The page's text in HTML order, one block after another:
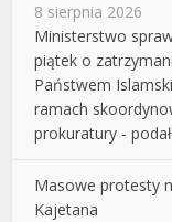
8 sierpnia 2026
Ministerstwo
piątek o
Państwem
ramach
prokuratury -
Masowe protesty
Kajetana